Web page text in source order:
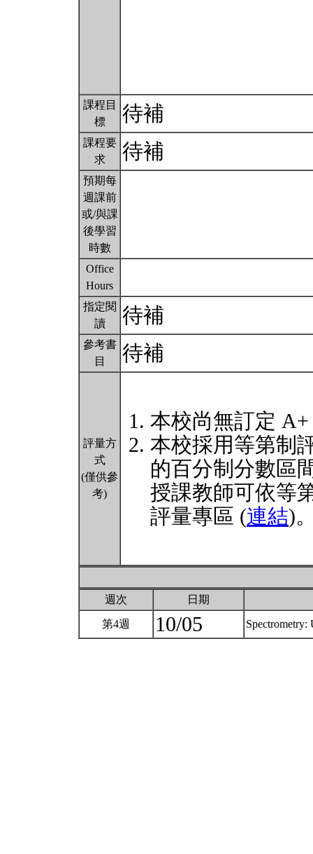
課程目
標
待補
課程要
求
待補
預期每
週課前
或/與課
後學習
時數
Office
Hours
指定閱
讀
待補
參考書
目
待補
評量方
式
(僅供參
考)
本校尚無訂定
本校採用等第制
的百分制分數區
授課教師可依等
評量專區 (連結)
週次 日期
第4週 10/05